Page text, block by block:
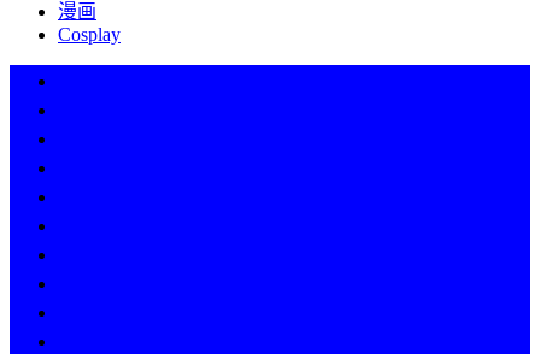
漫画
Cosplay